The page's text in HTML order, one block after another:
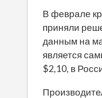
В феврале
приняли
данным на
является
$2,10, в